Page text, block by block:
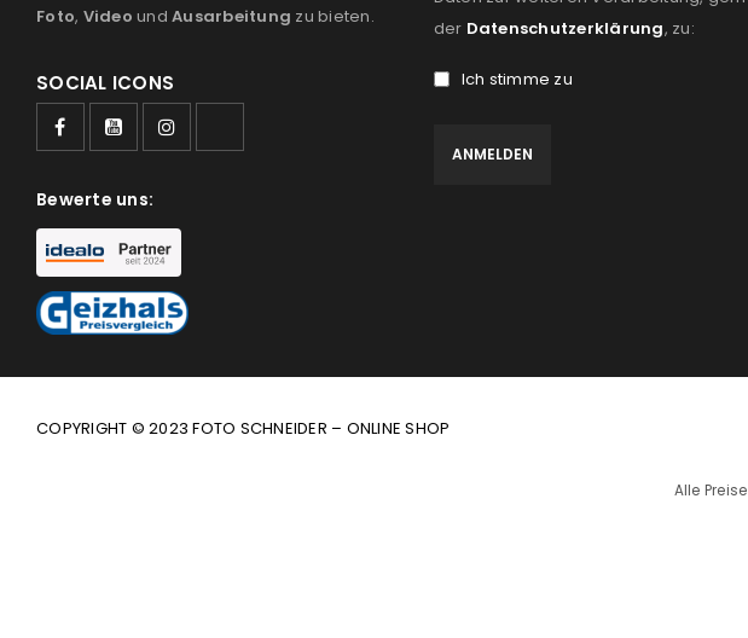
Foto, Video und Ausarbeitung zu bieten.
SOCIAL ICONS
Bewerte uns:
der Datenschutzerklärung, zu:
Ich stimme zu
COPYRIGHT © 2023 FOTO SCHNEIDER – ONLINE SHOP
Alle